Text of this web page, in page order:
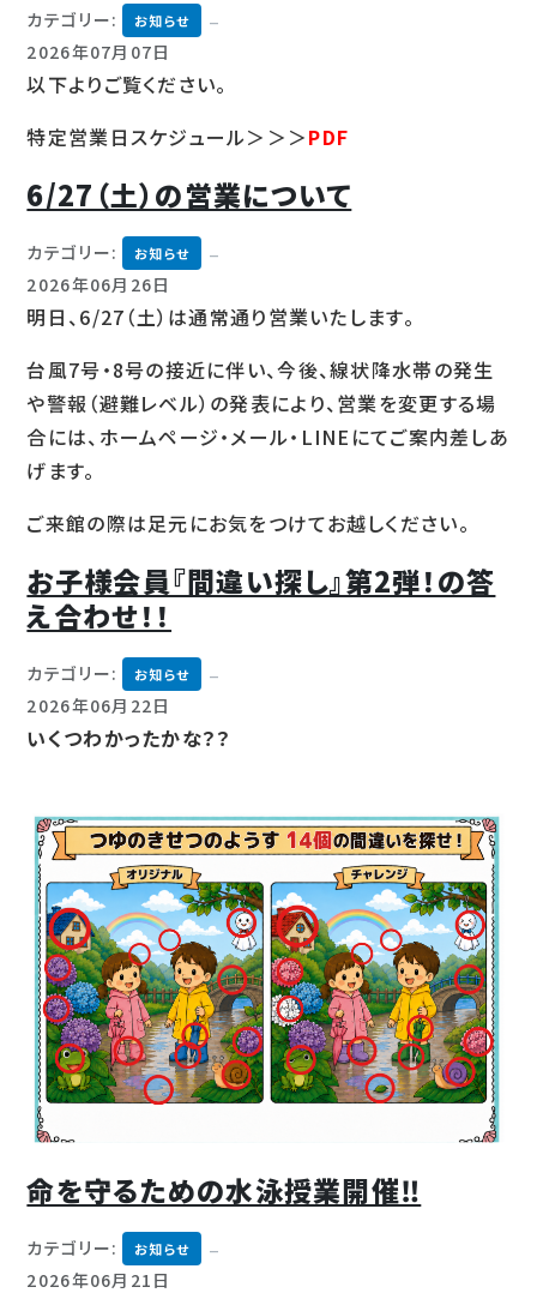
カテゴリー: お知らせ
2026年07月07日
以下よりご覧ください。
特定営業日スケジュール＞＞＞PDF
6/27（土）の営業について
カテゴリー: お知らせ
2026年06月26日
明日、6/27（土）は通常通り営業いたします。
台風7号・8号の接近に伴い、今後、線状降水帯の発生
や警報（避難レベル）の発表により、営業を変更する場
合には、ホームページ・メール・LINEにてご案内差しあ
げます。
ご来館の際は足元にお気をつけてお越しください。
お子様会員『間違い探し』第2弾！の答
え合わせ！！
カテゴリー: お知らせ
2026年06月22日
いくつわかったかな？？
命を守るための水泳授業開催‼
カテゴリー: お知らせ
2026年06月21日